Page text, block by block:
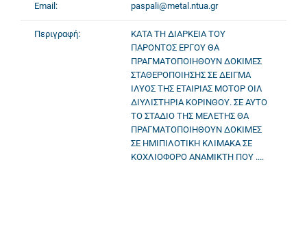
Email: paspali@metal.ntua.gr
Περιγραφή:
ΚΑΤΑ ΤΗ ΔΙΑΡΚΕΙΑ ΤΟΥ
ΠΑΡΟΝΤΟΣ ΕΡΓΟΥ ΘΑ
ΠΡΑΓΜΑΤΟΠΟΙΗΘΟΥΝ ΔΟΚΙΜΕΣ
ΣΤΑΘΕΡΟΠΟΙΗΣΗΣ ΣΕ ΔΕΙΓΜΑ
ΙΛΥΟΣ ΤΗΣ ΕΤΑΙΡΙΑΣ ΜΟΤΟΡ ΟΙΛ
ΔΙΥΛΙΣΤΗΡΙΑ ΚΟΡΙΝΘΟΥ. ΣΕ ΑΥΤΟ
ΤΟ ΣΤΑΔΙΟ ΤΗΣ ΜΕΛΕΤΗΣ ΘΑ
ΠΡΑΓΜΑΤΟΠΟΙΗΘΟΥΝ ΔΟΚΙΜΕΣ
ΣΕ ΗΜΙΠΙΛΟΤΙΚΗ ΚΛΙΜΑΚΑ ΣΕ
ΚΟΧΛΙΟΦΟΡΟ ΑΝΑΜΙΚΤΗ ΠΟΥ ....